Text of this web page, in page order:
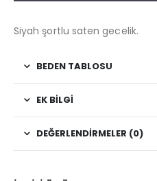
Siyah şortlu saten gecelik.
BEDEN TABLOSU
EK BILGI
DEĞERLENDIRMELER (0)